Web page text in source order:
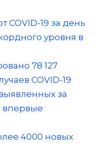
COVID-19 за день
уровня в
78 127
COVID-19
за
впервые
4000 новых